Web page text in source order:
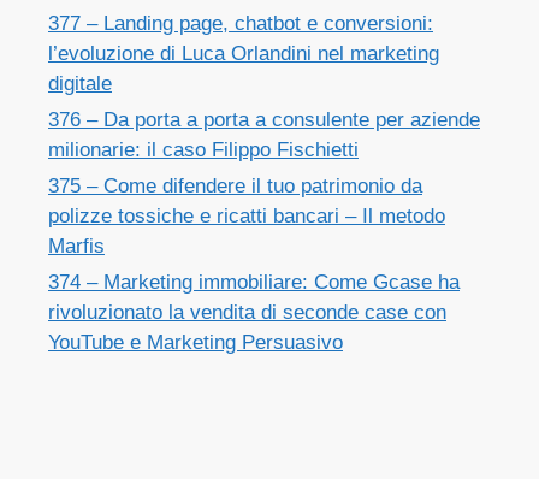
377 – Landing page, chatbot e conversioni:
l’evoluzione di Luca Orlandini nel marketing
digitale
376 – Da porta a porta a consulente per aziende
milionarie: il caso Filippo Fischietti
375 – Come difendere il tuo patrimonio da
polizze tossiche e ricatti bancari – Il metodo
Marfis
374 – Marketing immobiliare: Come Gcase ha
rivoluzionato la vendita di seconde case con
YouTube e Marketing Persuasivo